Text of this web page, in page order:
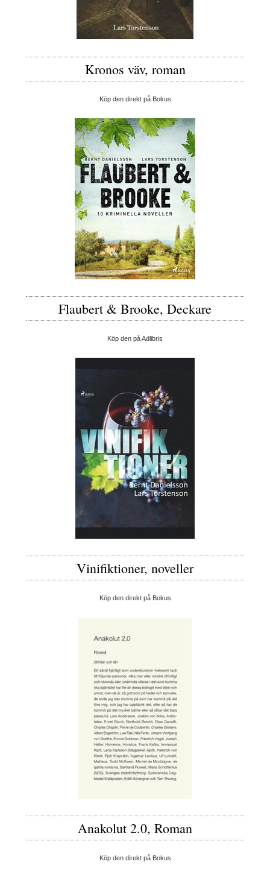
Kronos väv, roman
Köp den direkt på Bokus
Flaubert & Brooke, Deckare
Köp den på Adlibris
Vinifiktioner, noveller
Köp den direkt på Bokus
Anakolut 2.0, Roman
Köp den direkt på Bokus